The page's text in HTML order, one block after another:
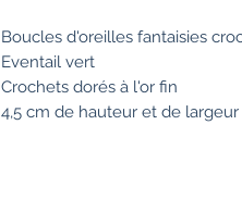
Boucles d'oreilles fantaisies
Eventail vert
Crochets dorés à l'or fin
4,5 cm de hauteur et de largeur